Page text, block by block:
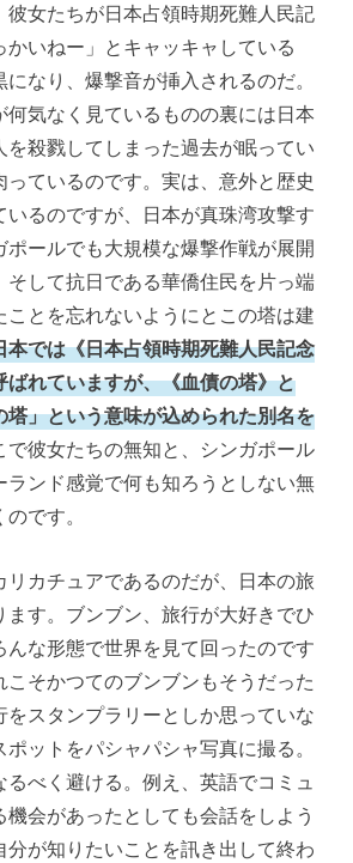
彼女たちが日本占領時期死難人民記
かいねー」とキャッキャしている
なり、爆撃音が挿入されるのだ。
何気なく見ているものの裏には日本
を殺戮してしまった過去が眠ってい
っているのです。実は、意外と歴史
いるのですが、日本が真珠湾攻撃す
ポールでも大規模な爆撃作戦が展開
そして抗日である華僑住民を片っ端
ことを忘れないようにとこの塔は建
本では《日本占領時期死難人民記念
ばれていますが、《血債の塔》と
塔」という意味が込められた別名を
で彼女たちの無知と、シンガポール
ランド感覚で何も知ろうとしない無
です。
リカチュアであるのだが、日本の旅
ます。ブンブン、旅行が大好きでひ
んな形態で世界を見て回ったのです
こそかつてのブンブンもそうだった
をスタンプラリーとしか思っていな
ットをパシャパシャ写真に撮る。
べく避ける。例え、英語でコミュ
機会があったとしても会話をしよう
分が知りたいことを訊き出して終わ